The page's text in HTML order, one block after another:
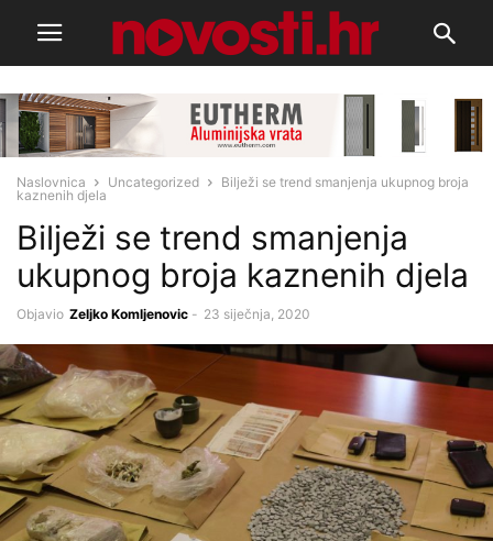
Naslovnica Uncategorized
Bilježi se trend smanjenja ukupnog broja
kaznenih djela
Bilježi se trend smanjenja
ukupnog broja kaznenih djela
Objavio Zeljko Komljenovic - 23 siječnja, 2020